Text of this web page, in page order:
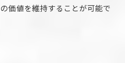
価値を維持することが可能で